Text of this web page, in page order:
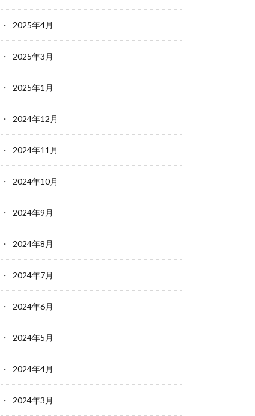
2025年4月
2025年3月
2025年1月
2024年12月
2024年11月
2024年10月
2024年9月
2024年8月
2024年7月
2024年6月
2024年5月
2024年4月
2024年3月